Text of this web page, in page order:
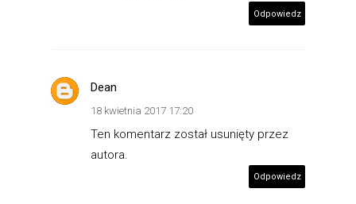
Odpowiedz
Dean
18 kwietnia 2017 17:20
Ten komentarz został usunięty przez
autora.
Odpowiedz